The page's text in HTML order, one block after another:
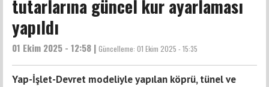
tutarlarına güncel kur ayarlaması
yapıldı
01 Ekim 2025 - 12:58 | Güncelleme: 01 Ekim 2025 - 15:35
Yap-İşlet-Devret modeliyle yapılan köprü, tünel ve